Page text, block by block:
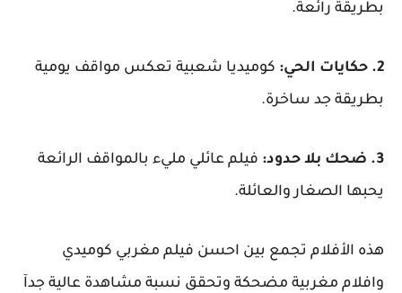
بطريقة رائعة.
2. حكايات الحي:
كوميديا شعبية تعكس مواقف يومية
بطريقة جد ساخرة.
3. ضحك بلا حدود:
فيلم عائلي مليء بالمواقف الرائعة
يحبها الصغار والعائلة.
هذه الأفلام تجمع بين احسن فيلم مغربي كوميدي
وافلام مغربية مضحكة وتحقق نسبة مشاهدة عالية جدآ